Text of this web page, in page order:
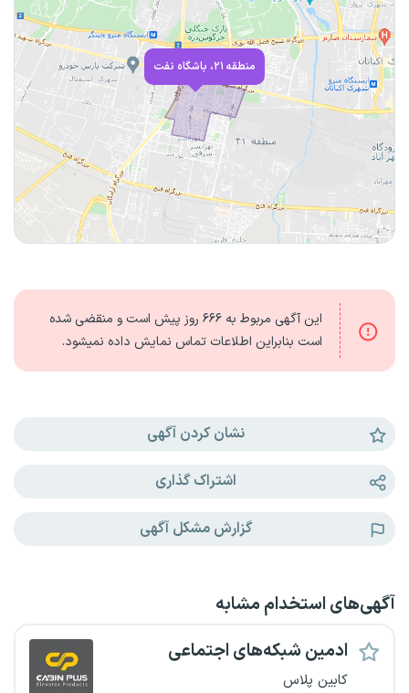
منطقه ۲۱، باشگاه نفت
این آگهی مربوط به ۶۶۶ روز
پیش است و منقضی شده
است بنابراین اطلاعات تماس نمایش داده نمیشود.
نشان کردن آگهی
اشتراک گذاری
گزارش مشکل آگهی
آگهی‌های استخدام مشابه
ادمین شبکه‌های اجتماعی
کابین پلاس